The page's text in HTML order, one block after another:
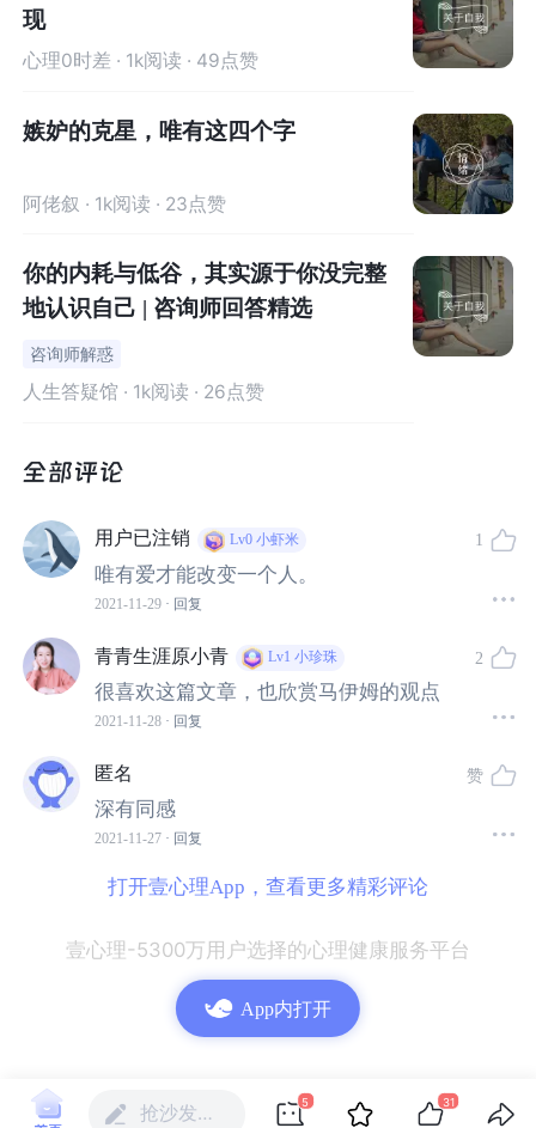
遍美国。
19岁她又告别影视生涯，继续念书，拿到哈佛和耶鲁等顶
级名校的大学录取通知书。
个学士学位，以及一个神经生物学博士学位。
期间，还结婚并且生了两个孩子。
之后回归演艺界， 凭借《生活大爆炸》中的艾米一角，斩
获了 4 次艾美奖喜剧类最佳女配角提名。
读书、结婚、生娃、搞事业，一刻都没耽误。
她到底有什么“超能力”？
壹心理专访了《生活大爆炸》中艾米的饰演者，神经科学
博士、演员马伊姆·拜力克。
如果你作为一名女性，面临过关于爱情、女性以及自我的
困惑，希望这篇文章对你有一点帮助。
现
心理0时差 · 1k阅读 · 49点赞
嫉妒的克星，唯有这四个字
阿佬叙 · 1k阅读 · 23点赞
你的内耗与低谷，其实源于你没完整
地认识自己 | 咨询师回答精选
咨询师解惑
人生答疑馆 · 1k阅读 · 26点赞
用户已注销 Lv0 小虾米
唯有爱才能改变一个人。
2021-11-29 · 回复
1
青青生涯原小青 Lv1 小珍珠
很喜欢这篇文章，也欣赏马伊姆的观点
2021-11-28 · 回复
2
匿名
深有同感
2021-11-27 · 回复
赞
打开壹心理App，查看更多精彩评论
壹心理-5300万用户选择的心理健康服务平台
抢沙发…
5 31
App内打开